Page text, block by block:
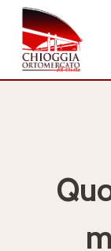
Salta
contenuto